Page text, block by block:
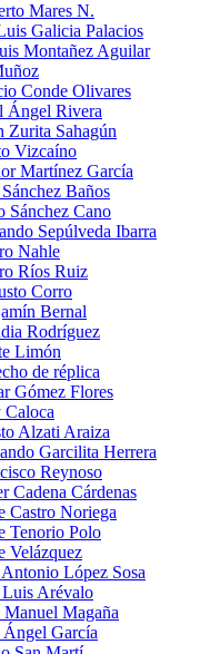
Mares N.
Galicia Palacios
Montañez Aguilar
Conde Olivares
Ángel Rivera
Zurita Sahagún
Vizcaíno
Martínez García
Baños
Sánchez Cano
Sepúlveda Ibarra
Nahle
Ríos Ruiz
Corro
Bernal
Rodríguez
Limón
de réplica
Gómez Flores
Alzati Araiza
Garcilita Herrera
Reynoso
Cadena Cárdenas
Castro Noriega
Tenorio Polo
Velázquez
Antonio López Sosa
Luis Arévalo
Manuel Magaña
García